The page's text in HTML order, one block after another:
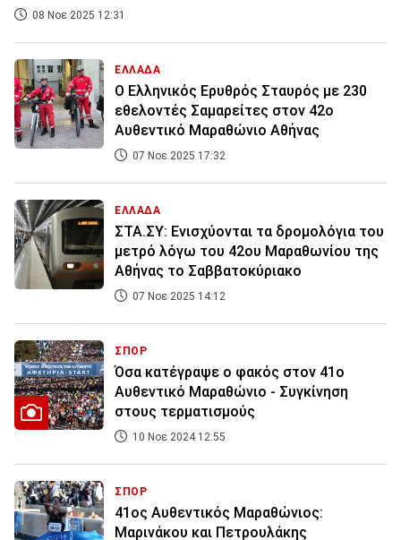
08 Νοε 2025 12:31
ΕΛΛΑΔΑ
O Ελληνικός Ερυθρός Σταυρός με 230
εθελοντές Σαμαρείτες στον 42ο
Αυθεντικό Μαραθώνιο Αθήνας
07 Νοε 2025 17:32
ΕΛΛΑΔΑ
ΣΤΑ.ΣΥ: Ενισχύονται τα δρομολόγια του
μετρό λόγω του 42ου Μαραθωνίου της
Αθήνας το Σαββατοκύριακο
07 Νοε 2025 14:12
ΣΠΟΡ
Όσα κατέγραψε ο φακός στον 41ο
Αυθεντικό Μαραθώνιο - Συγκίνηση
στους τερματισμούς
10 Νοε 2024 12:55
ΣΠΟΡ
41ος Αυθεντικός Μαραθώνιος:
Μαρινάκου και Πετρουλάκης